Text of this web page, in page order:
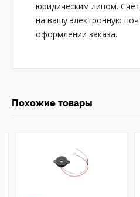
юридическим лицом.
на вашу электронную
оформлении заказа.
Похожие товары